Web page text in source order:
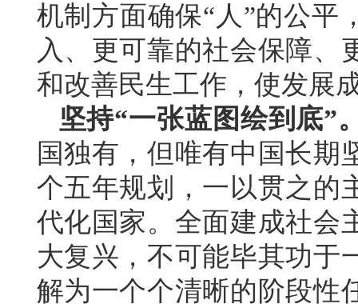
机制方面确保“人”的公平
入、更可靠的社会保障、
和改善民生工作，使发展
坚持“一张蓝图绘到底”
国独有，但唯有中国长期
个五年规划，一以贯之的
代化国家。全面建成社会
大复兴，不可能毕其功于
解为一个个清晰的阶段性